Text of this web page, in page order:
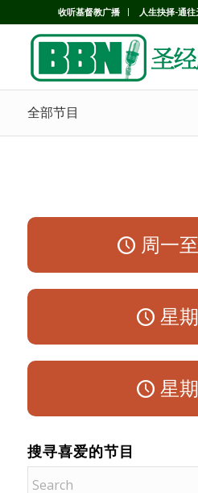
收听基督教广播 人生抉择-通
全部节目
周一
星
星
搜寻喜爱的节目